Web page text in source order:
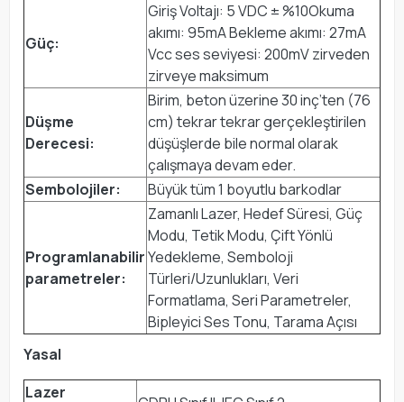
Güç:
Giriş Voltajı: 5 VDC ± %10Okuma
akımı: 95mA Bekleme akımı: 27mA
Vcc ses seviyesi: 200mV zirveden
zirveye maksimum
Düşme
Derecesi:
Birim, beton üzerine 30 inç’ten (76
cm) tekrar tekrar gerçekleştirilen
düşüşlerde bile normal olarak
çalışmaya devam eder.
Sembolojiler:
Büyük tüm 1 boyutlu barkodlar
Programlanabilir
parametreler:
Zamanlı Lazer, Hedef Süresi, Güç
Modu, Tetik Modu, Çift Yönlü
Yedekleme, Semboloji
Türleri/Uzunlukları, Veri
Formatlama, Seri Parametreler,
Bipleyici Ses Tonu, Tarama Açısı
Yasal
Lazer